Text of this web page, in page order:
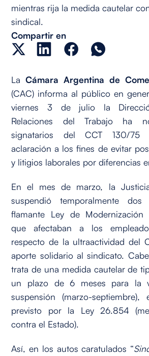
mientras rija la medida cautelar
sindical.
Compartir en
La Cámara Argentina de
(CAC) informa al público en
viernes 3 de julio la
Relaciones del Trabajo ha
signatarios del CCT 130/75
aclaración a los fines de evitar
y litigios laborales por diferencias
En el mes de marzo, la
suspendió temporalmente
flamante Ley de Modernización
que afectaban a los
respecto de la ultraactividad del
aporte solidario al sindicato.
trata de una medida cautelar de
un plazo de 6 meses para la
suspensión (marzo-
previsto por la Ley 26.854
contra el Estado).
Así, en los autos caratulados “